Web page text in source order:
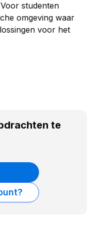
studenten
omgeving waar
voor het
te